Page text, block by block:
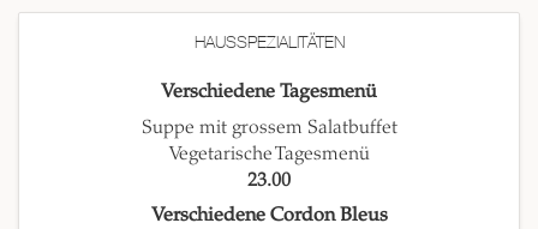
HAUSSPEZIALITÄTEN
Verschiedene Tagesmenü
Suppe mit grossem Salatbuffet
Vegetarische Tagesmenü
23.00
Verschiedene Cordon Bleus